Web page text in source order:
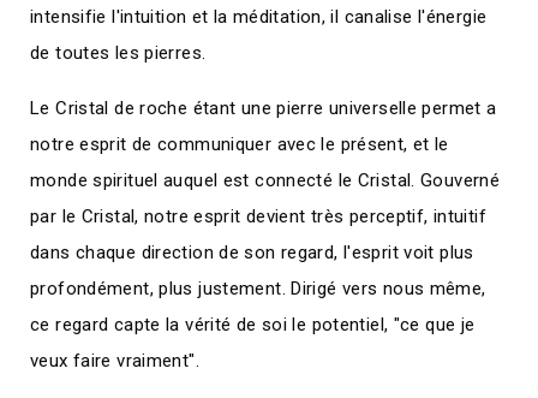
intensifie l'intuition et la méditation, il canalise l'énergie
de toutes les pierres.
Le Cristal de roche étant une pierre universelle permet a
notre esprit de communiquer avec le présent, et le
monde spirituel auquel est connecté le Cristal. Gouverné
par le Cristal, notre esprit devient très perceptif, intuitif
dans chaque direction de son regard, l'esprit voit plus
profondément, plus justement. Dirigé vers nous même,
ce regard capte la vérité de soi le potentiel, "ce que je
veux faire vraiment".